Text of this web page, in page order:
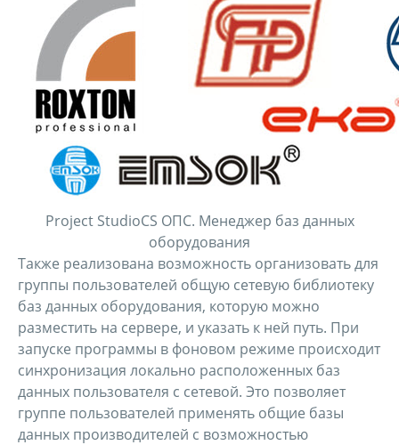
Project StudioCS ОПС. Менеджер баз данных
оборудования
Также реализована возможность организовать для
группы пользователей общую сетевую библиотеку
баз данных оборудования, которую можно
разместить на сервере, и указать к ней путь. При
запуске программы в фоновом режиме происходит
синхронизация локально расположенных баз
данных пользователя с сетевой. Это позволяет
группе пользователей применять общие базы
данных производителей с возможностью